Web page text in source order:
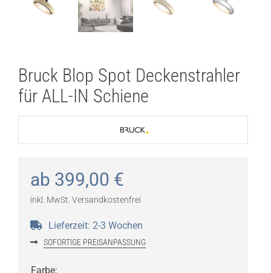
Bruck Blop Spot Deckenstrahler
für ALL-IN Schiene
ab 399,00 €
inkl. MwSt. Versandkostenfrei
Lieferzeit: 2-3 Wochen
SOFORTIGE PREISANPASSUNG
Farbe: